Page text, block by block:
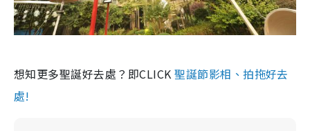
想知更多聖誕好去處？即CLICK聖誕節影相、拍拖好去
處!